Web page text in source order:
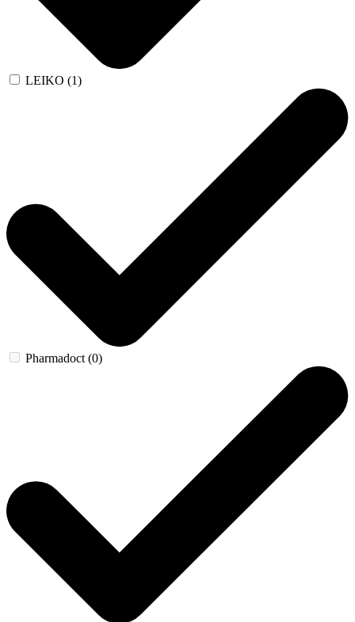
LEIKO (1)
Pharmadoct (0)